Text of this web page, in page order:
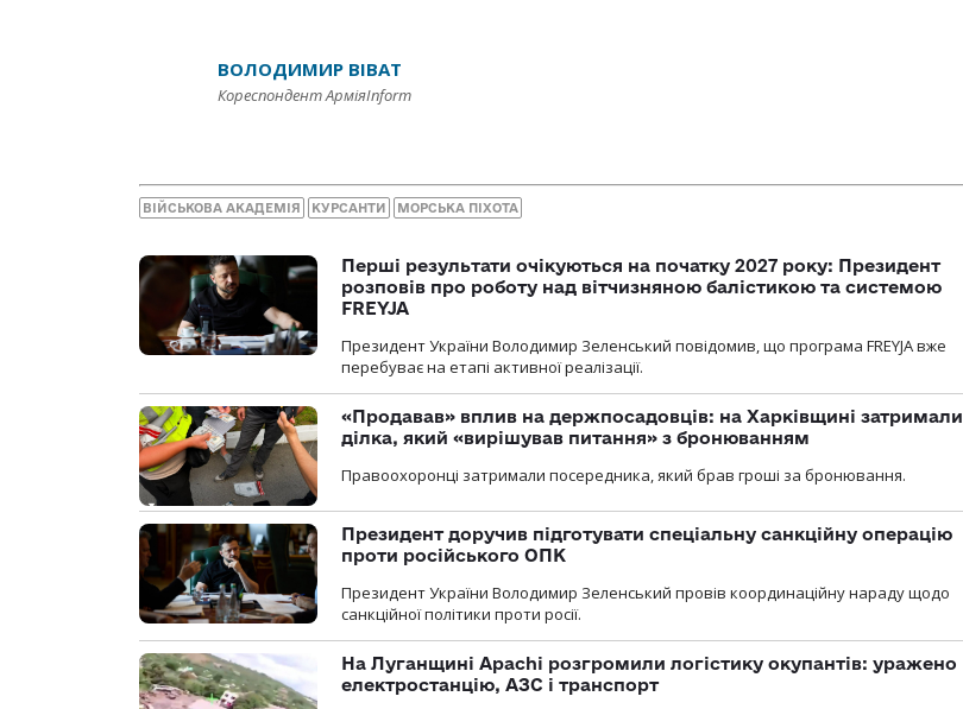
ВОЛОДИМИР ВІВАТ
Кореспондент АрміяInform
ВІЙСЬКОВА АКАДЕМІЯ КУРСАНТИ МОРСЬКА ПІХОТА
Перші результати очікуються на початку 2027 року: Президент
розповів про роботу над вітчизняною балістикою та системою
FREYJA
Президент України Володимир Зеленський повідомив, що програма FREYJA вже
перебуває на етапі активної реалізації.
«Продавав» вплив на держпосадовців: на Харківщині затримали
ділка, який «вирішував питання» з бронюванням
Правоохоронці затримали посередника, який брав гроші за бронювання.
Президент доручив підготувати спеціальну санкційну операцію
проти російського ОПК
Президент України Володимир Зеленський провів координаційну нараду щодо
санкційної політики проти росії.
На Луганщині Apachi розгромили логістику окупантів: уражено
електростанцію, АЗС і транспорт